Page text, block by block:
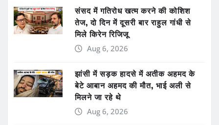
संसद में गतिरोध खत्म करने की कोशिश
तेज, दो दिन में दूसरी बार राहुल गांधी से
मिले किरेन रिजिजू
Aug 6, 2026
झांसी में सड़क हादसे में अतीक अहमद के
बेटे आबान अहमद की मौत, भाई अली से
मिलने जा रहे थे
Aug 6, 2026